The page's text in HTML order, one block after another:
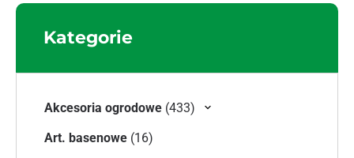
Kategorie
Akcesoria ogrodowe 433433 produkty
Art. basenowe 1616 produktów